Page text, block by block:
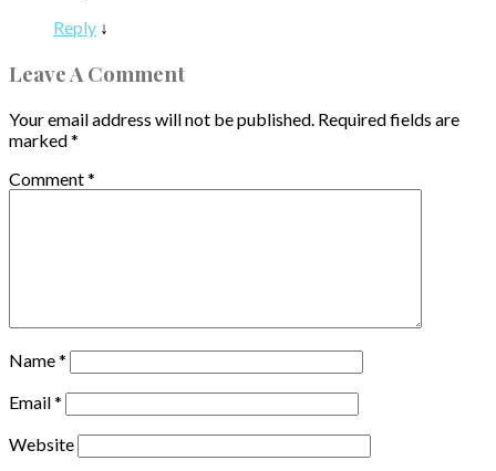
Reply ↓
Leave A Comment
Your email address will not be published. Required fields are
marked*
Comment*
Name*
Email*
Website